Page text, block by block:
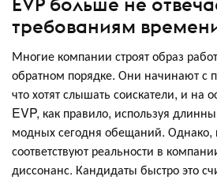
требованиям
Многие компании строят образ
обратном порядке. Они начинают с
что хотят слышать соискатели, и на
EVP, как правило, используя
модных сегодня обещаний. Однако,
соответствуют реальности в
диссонанс. Кандидаты быстро это